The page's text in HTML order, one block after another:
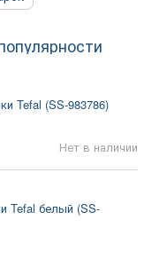
Tefal (SS-983786)
Нет в наличии
Tefal белый (SS-